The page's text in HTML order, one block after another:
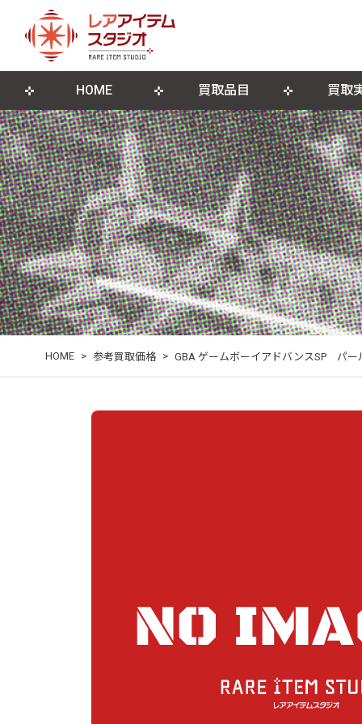
HOME 買取品目
ゲームソフト ゲーム機本
DVD・Blu-ray レコード
ポスター・紙モノ その他関連
買取
来店買取について 宅配買取につ
遺品整理・生前整理
店舗概要 ブログ
古物営業法に基づく表記
HOME > 参考買取価格 > GBA ゲームボーイアドバンスSP パー